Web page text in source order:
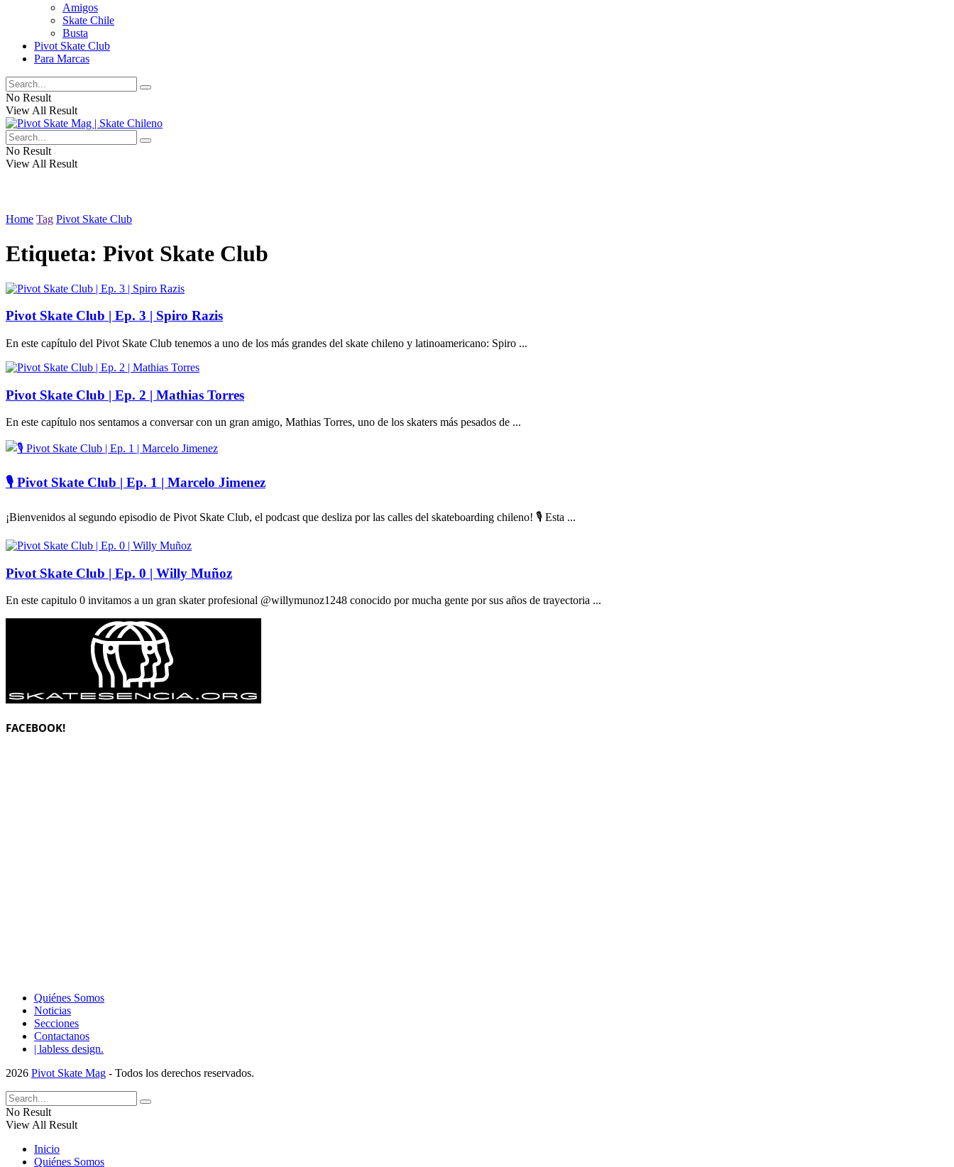
Amigos
Skate Chile
Busta
Pivot Skate Club
Para Marcas
No Result
View All Result
No Result
View All Result
Home Tag Pivot Skate Club
Etiqueta: Pivot Skate Club
Pivot Skate Club | Ep. 3 | Spiro Razis
En este capítulo del Pivot Skate Club tenemos a uno de los más grandes del skate chileno y latinoamericano: Spiro ...
Pivot Skate Club | Ep. 2 | Mathias Torres
En este capítulo nos sentamos a conversar con un gran amigo, Mathias Torres, uno de los skaters más pesados de ...
🎙️ Pivot Skate Club | Ep. 1 | Marcelo Jimenez
¡Bienvenidos al segundo episodio de Pivot Skate Club, el podcast que desliza por las calles del skateboarding chileno! 🎙️ Esta ...
Pivot Skate Club | Ep. 0 | Willy Muñoz
En este capitulo 0 invitamos a un gran skater profesional @willymunoz1248 conocido por mucha gente por sus años de trayectoria ...
FACEBOOK!
Quiénes Somos
Noticias
Secciones
Contactanos
| labless design.
2026 Pivot Skate Mag - Todos los derechos reservados.
No Result
View All Result
Inicio
Quiénes Somos